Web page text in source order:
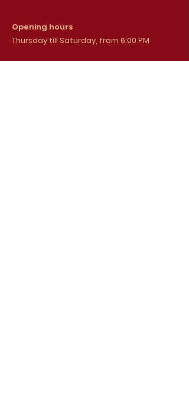
Opening hours
Thursday till Saturday, from 6:00 PM